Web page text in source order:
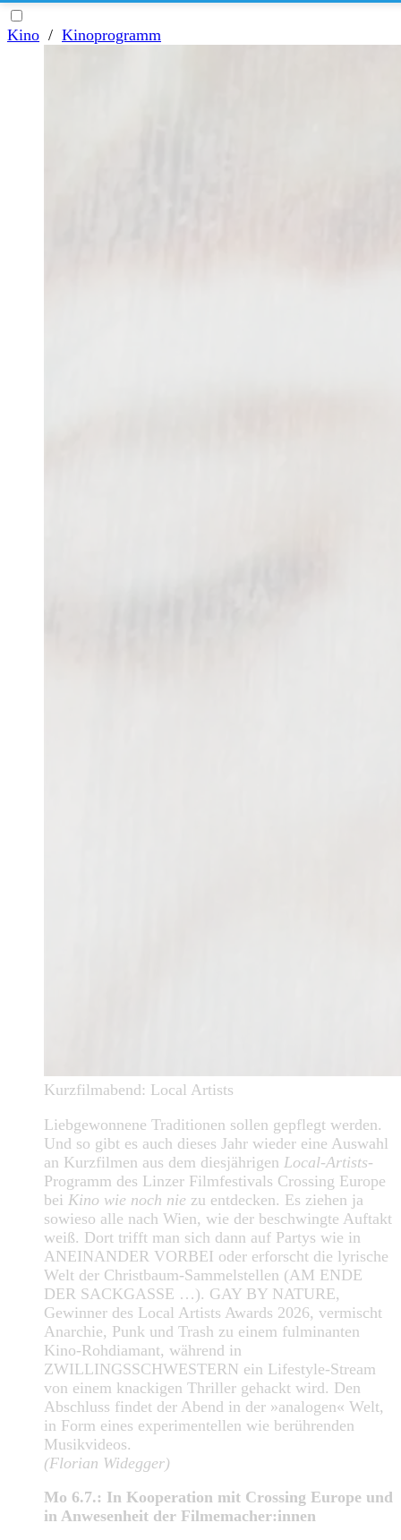
Kino / Kinoprogramm
Kurzfilmabend: Local Artists
Liebgewonnene Traditionen sollen gepflegt werden.
Und so gibt es auch dieses Jahr wieder eine Auswahl
an Kurzfilmen aus dem diesjährigen Local-Artists-
Programm des Linzer Filmfestivals Crossing Europe
bei Kino wie noch nie zu entdecken. Es ziehen ja
sowieso alle nach Wien, wie der beschwingte Auftakt
weiß. Dort trifft man sich dann auf Partys wie in
ANEINANDER VORBEI oder erforscht die lyrische
Welt der Christbaum-Sammelstellen (AM ENDE
DER SACKGASSE …). GAY BY NATURE,
Gewinner des Local Artists Awards 2026, vermischt
Anarchie, Punk und Trash zu einem fulminanten
Kino-Rohdiamant, während in
ZWILLINGSSCHWESTERN ein Lifestyle-Stream
von einem knackigen Thriller gehackt wird. Den
Abschluss findet der Abend in der »analogen« Welt,
in Form eines experimentellen wie berührenden
Musikvideos.
(Florian Widegger)
Mo 6.7.: In Kooperation mit Crossing Europe und
in Anwesenheit der Filmemacher:innen